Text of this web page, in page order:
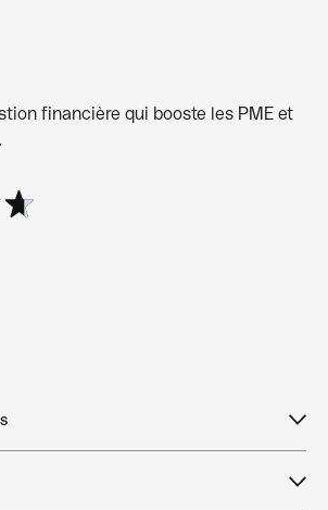
financière qui booste les PME et